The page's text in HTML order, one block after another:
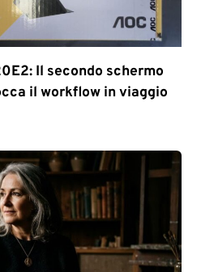
Il secondo schermo
il workflow in viaggio